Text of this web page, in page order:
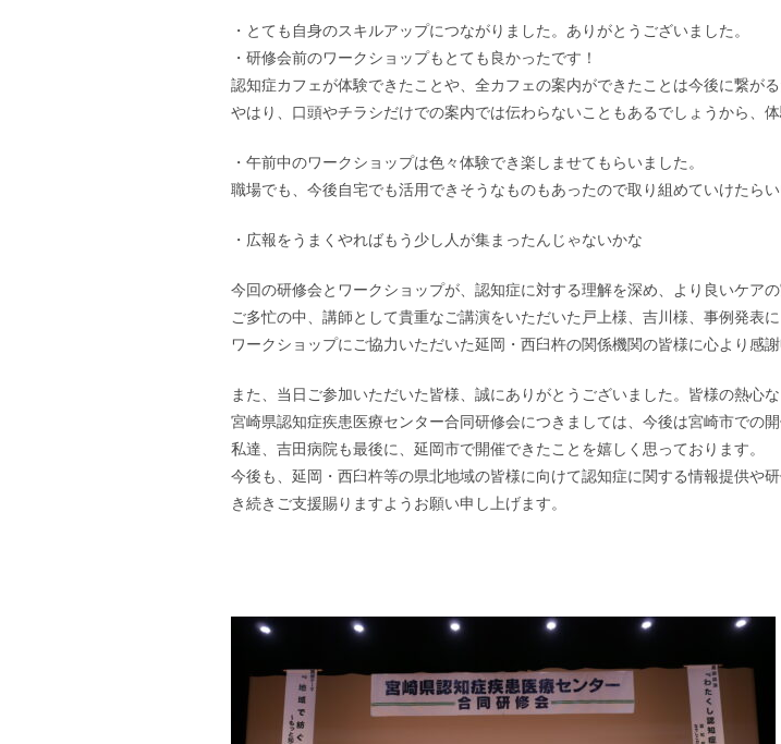
・とても自身のスキルアップにつながりました。ありがとうございました。
・研修会前のワークショップもとても良かったです！
認知症カフェが体験できたことや、全カフェの案内ができたことは今後に繋がる
やはり、口頭やチラシだけでの案内では伝わらないこともあるでしょうから、
・午前中のワークショップは色々体験でき楽しませてもらいました。
職場でも、今後自宅でも活用できそうなものもあったので取り組めていけたらい
・広報をうまくやればもう少し人が集まったんじゃないかな
今回の研修会とワークショップが、認知症に対する理解を深め、より良いケア
ご多忙の中、講師として貴重なご講演をいただいた戸上様、吉川様、事例発表
ワークショップにご協力いただいた延岡・西臼杵の関係機関の皆様に心より感謝
また、当日ご参加いただいた皆様、誠にありがとうございました。皆様の熱心
宮崎県認知症疾患医療センター合同研修会につきましては、今後は宮崎市での開
私達、吉田病院も最後に、延岡市で開催できたことを嬉しく思っております。
今後も、延岡・西臼杵等の県北地域の皆様に向けて認知症に関する情報提供や
き続きご支援賜りますようお願い申し上げます。